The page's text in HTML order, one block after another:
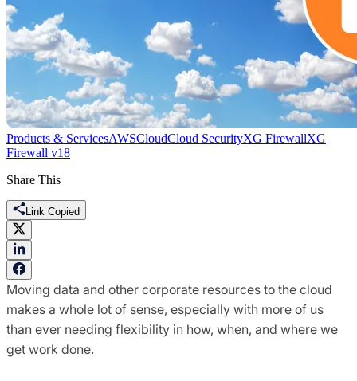
Products & ServicesAWSCloudCloud SecurityXG FirewallXG
Firewall v18
Share This
Link Copied
Moving data and other corporate resources to the cloud
makes a whole lot of sense, especially with more of us
than ever needing flexibility in how, when, and where we
get work done.